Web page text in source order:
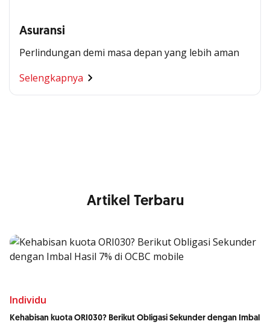
Asuransi
Perlindungan demi masa depan yang lebih aman
Selengkapnya
Segala Kemudahan Ada
di Satu Genggaman
Artikel Terbaru
Individu
Kehabisan kuota ORI030? Berikut Obligasi Sekunder dengan Imbal